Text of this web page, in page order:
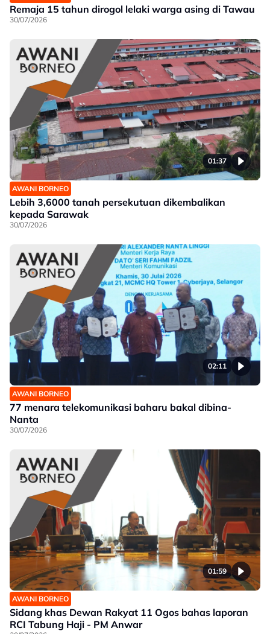
Remaja 15 tahun dirogol lelaki warga asing di Tawau
30/07/2026
01:37
AWANI BORNEO
Lebih 3,6000 tanah persekutuan dikembalikan
kepada Sarawak
30/07/2026
02:11
AWANI BORNEO
77 menara telekomunikasi baharu bakal dibina-
Nanta
30/07/2026
01:59
AWANI BORNEO
Sidang khas Dewan Rakyat 11 Ogos bahas laporan
RCI Tabung Haji - PM Anwar